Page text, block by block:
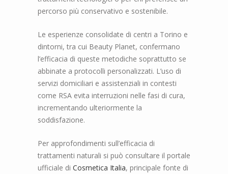
percorso più conservativo e sostenibile.
Le esperienze consolidate di centri a Torino e
dintorni, tra cui Beauty Planet, confermano
l’efficacia di queste metodiche soprattutto se
abbinate a protocolli personalizzati. L’uso di
servizi domiciliari e assistenziali in contesti
come RSA evita interruzioni nelle fasi di cura,
incrementando ulteriormente la
soddisfazione.
Per approfondimenti sull’efficacia di
trattamenti naturali si può consultare il portale
ufficiale di Cosmetica Italia, principale fonte di